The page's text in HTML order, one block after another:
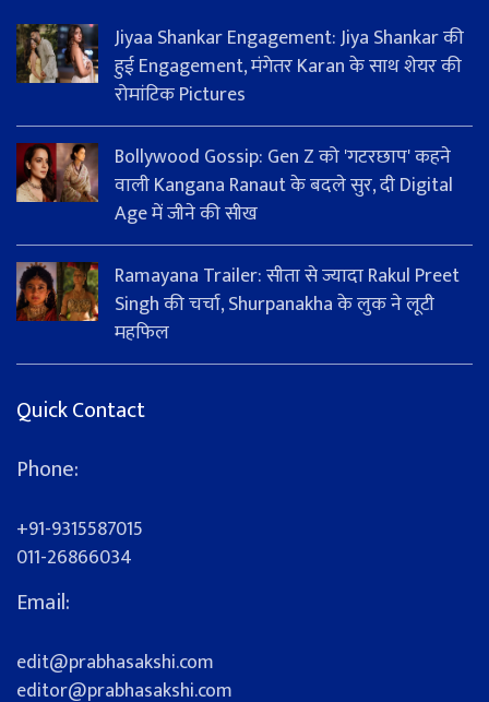
Jiyaa Shankar Engagement: Jiya Shankar की
हुई Engagement, मंगेतर Karan के साथ शेयर की
रोमांटिक Pictures
Bollywood Gossip: Gen Z को 'गटरछाप' कहने
वाली Kangana Ranaut के बदले सुर, दी Digital
Age में जीने की सीख
Ramayana Trailer: सीता से ज्यादा Rakul Preet
Singh की चर्चा, Shurpanakha के लुक ने लूटी
महफिल
Quick Contact
Phone:
+91-9315587015
011-26866034
Email:
edit@prabhasakshi.com
editor@prabhasakshi.com